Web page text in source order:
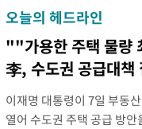
오늘의 헤드라인
""가용한 주택 물량
李, 수도권 공급대책
이재명 대통령이 7일 부동
열어 수도권 주택 공급 방